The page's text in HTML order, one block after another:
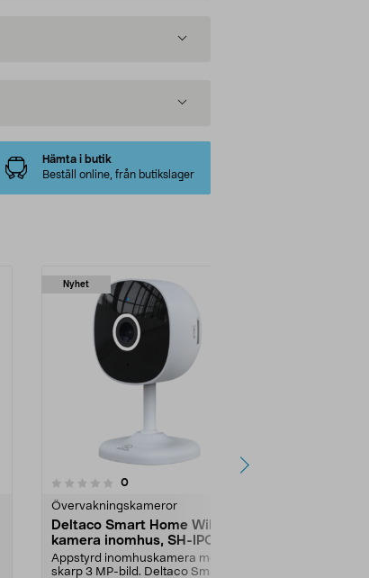
Hämta i butik
Beställ online, från butikslager
Nyhet
0recensioner
Övervakningskameror
Deltaco Smart Home WiFi
kamera inomhus, SH-IPC15
Appstyrd inomhuskamera med
skarp 3 MP-bild. Deltaco Smart
4.0 av 5 stjärnor